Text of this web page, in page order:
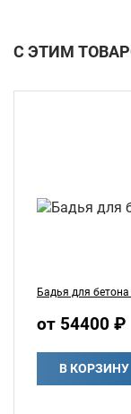
С ЭТИМ
Бадья для бетона
от 54400 ₽
В КОРЗИНУ